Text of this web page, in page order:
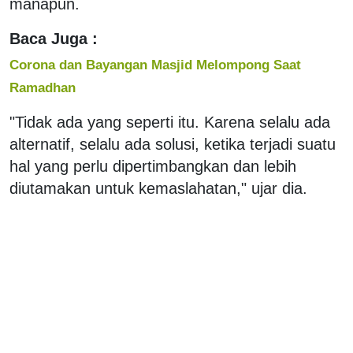
manapun.
Baca Juga :
Corona dan Bayangan Masjid Melompong Saat
Ramadhan
"Tidak ada yang seperti itu. Karena selalu ada
alternatif, selalu ada solusi, ketika terjadi suatu
hal yang perlu dipertimbangkan dan lebih
diutamakan untuk kemaslahatan," ujar dia.